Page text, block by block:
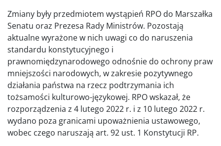
Zmiany były przedmiotem wystąpień RPO do Marszałka
Senatu oraz Prezesa Rady Ministrów. Pozostają
aktualne wyrażone w nich uwagi co do naruszenia
standardu konstytucyjnego i
prawnomiędzynarodowego odnośnie do ochrony praw
mniejszości narodowych, w zakresie pozytywnego
działania państwa na rzecz podtrzymania ich
tożsamości kulturowo-językowej. RPO wskazał, że
rozporządzenia z 4 lutego 2022 r. i z 10 lutego 2022 r.
wydano poza granicami upoważnienia ustawowego,
wobec czego naruszają art. 92 ust. 1 Konstytucji RP.